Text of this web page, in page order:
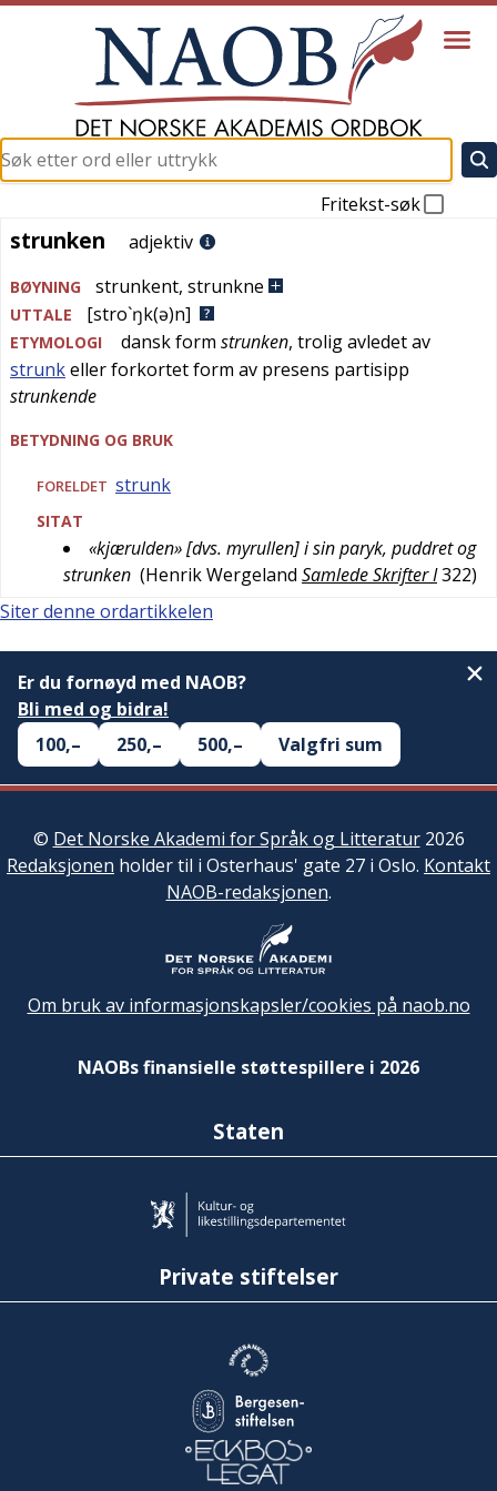
Fritekst-søk
strunken
strunken adjektiv
BØYNING strunkent, strunkne
UTTALE [stro`ŋk(ə)n]
ETYMOLOGI danskform strunken, trolig avledet av
strunkeller forkortet form av presens partisipp
strunkende
BETYDNING OG BRUK
FORELDET strunk
SITAT
«kjærulden» [dvs. myrullen] i sin paryk, puddret og
strunken (Henrik Wergeland Samlede Skrifter I322)
Siter denne ordartikkelen
Er du fornøyd med NAOB?
Bli med og bidra!
100,–
250,– 500,– Valgfri sum
© Det Norske Akademi for Språk og Litteratur2026
Redaksjonen holder til i Osterhaus' gate 27 i Oslo. Kontakt
NAOB-redaksjonen.
Om bruk av informasjonskapsler/cookies på naob.no
NAOBs finansielle støttespillere i 2026
Staten
Private stiftelser